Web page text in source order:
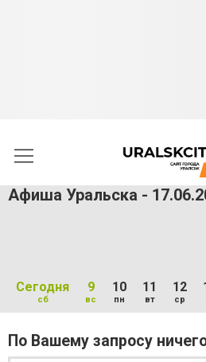
Афиша Уральска -
Сегодня
сб
9
вс
10
пн
11
вт
12
ср
По Вашему запросу